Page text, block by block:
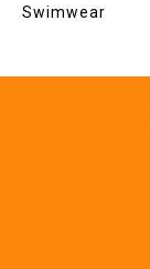
Swimwear